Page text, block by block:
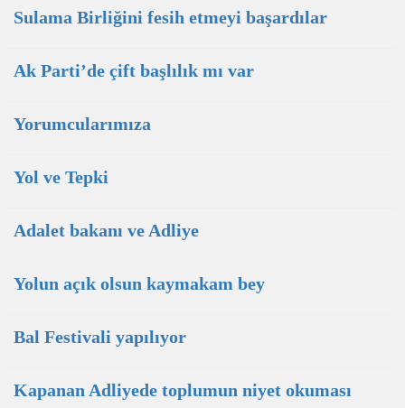
Sulama Birliğini fesih etmeyi başardılar
Ak Parti’de çift başlılık mı var
Yorumcularımıza
Yol ve Tepki
Adalet bakanı ve Adliye
Yolun açık olsun kaymakam bey
Bal Festivali yapılıyor
Kapanan Adliyede toplumun niyet okuması